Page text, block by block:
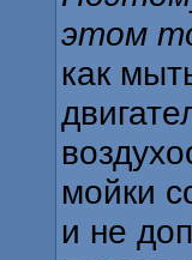
этом
как
мойки
и не